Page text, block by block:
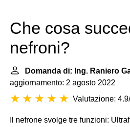
Che cosa
nefroni?
Domanda di: Ing. Raniero
aggiornamento: 2 agosto 2022
Valutazione:
Il nefrone svolge tre funzioni: